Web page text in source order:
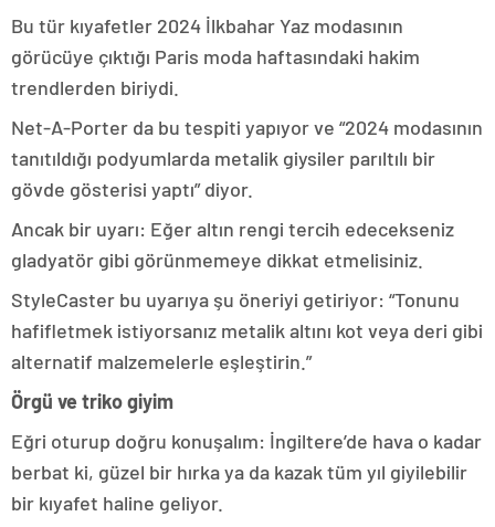
Bu tür kıyafetler 2024 İlkbahar Yaz modasının
görücüye çıktığı Paris moda haftasındaki hakim
trendlerden biriydi.
Net-A-Porter da bu tespiti yapıyor ve “2024 modasının
tanıtıldığı podyumlarda metalik giysiler parıltılı bir
gövde gösterisi yaptı” diyor.
Ancak bir uyarı: Eğer altın rengi tercih edecekseniz
gladyatör gibi görünmemeye dikkat etmelisiniz.
StyleCaster bu uyarıya şu öneriyi getiriyor: “Tonunu
hafifletmek istiyorsanız metalik altını kot veya deri gibi
alternatif malzemelerle eşleştirin.”
Örgü ve triko giyim
Eğri oturup doğru konuşalım: İngiltere’de hava o kadar
berbat ki, güzel bir hırka ya da kazak tüm yıl giyilebilir
bir kıyafet haline geliyor.